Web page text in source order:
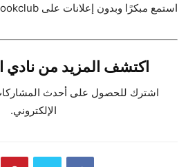
استمع مبكرًا وبدون إعلانات على Patreon.com/comicbookclub.
اكتشف المزيد من نادي
اشترك للحصول على أحدث
الإلكتروني.